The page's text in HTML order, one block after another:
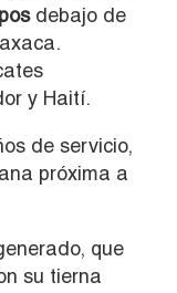
debajo de
y Haití.
de servicio,
próxima a
que
su tierna